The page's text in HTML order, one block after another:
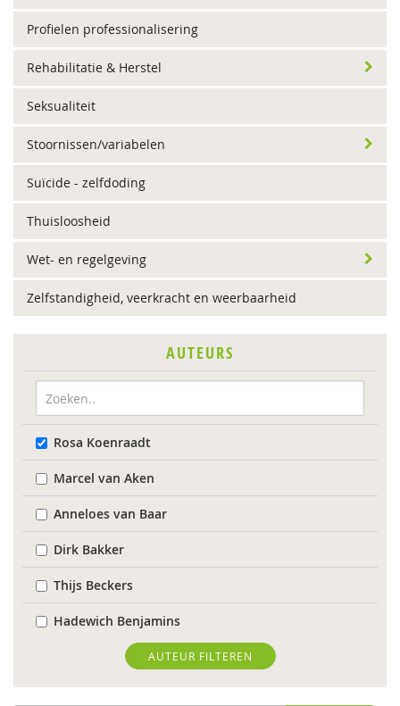
Profielen professionalisering
Rehabilitatie & Herstel
Seksualiteit
Stoornissen/variabelen
Suïcide - zelfdoding
Thuisloosheid
Wet- en regelgeving
Zelfstandigheid, veerkracht en weerbaarheid
AUTEURS
Rosa Koenraadt
Marcel van Aken
Anneloes van Baar
Dirk Bakker
Thijs Beckers
Hadewich Benjamins
Monique Beurskens
Dienke Boertien
AUTEUR FILTEREN